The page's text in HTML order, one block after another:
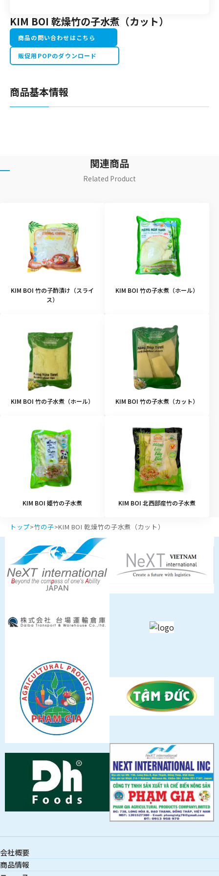
KIM BOI 乾燥竹の子水煮（カット）
商品の問い合わせはこちら
販促用POPのダウンロード
商品基本情報
関連商品
Related Product
KIM BOI 竹の子酢漬け（スライ
ス）
KIM BOI 竹の子水煮（ホール）
KIM BOI 竹の子水煮（ホール） KIM BOI 竹の子水煮（カット）
KIM BOI 姫竹の子水煮 KIM BOI 北西部産竹の子水煮
トップ>竹の子>KIM BOI 乾燥竹の子水煮（カット）
会社概要
商品情報